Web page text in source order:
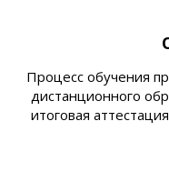
Процесс обучения
дистанционного
итоговая